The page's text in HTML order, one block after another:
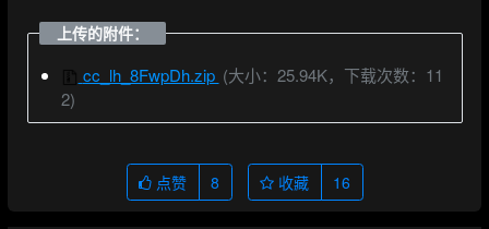
上传的附件：
cc_lh_8FwpDh.zip (大小：25.94K，下载次数：11
2)
点赞 8 收藏 16